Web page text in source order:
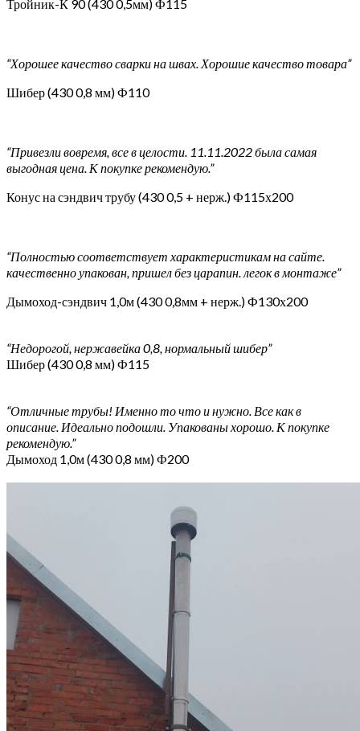
Тройник-К 90 (430 0,5мм) Ф115
“Хорошее качество сварки на швах. Хорошие качество товара”
Шибер (430 0,8 мм) Ф110
“Привезли вовремя, все в целости. 11.11.2022 была самая
выгодная цена. К покупке рекомендую.”
Конус на сэндвич трубу (430 0,5 + нерж.) Ф115х200
“Полностью соответствует характеристикам на сайте.
качественно упакован, пришел без царапин. легок в монтаже”
Дымоход-сэндвич 1,0м (430 0,8мм + нерж.) Ф130х200
“Недорогой, нержавейка 0,8, нормальный шибер”
Шибер (430 0,8 мм) Ф115
“Отличные трубы! Именно то что и нужно. Все как в
описание. Идеально подошли. Упакованы хорошо. К покупке
рекомендую.”
Дымоход 1,0м (430 0,8 мм) Ф200